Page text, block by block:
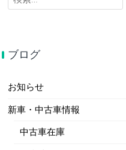
索:
ブログ
お知らせ
新車・中古車情報
中古車在庫